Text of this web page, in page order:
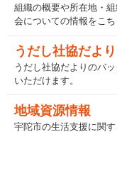
組織の概要や所在地・
会についての情報をこち
うだし社協だより
うだし社協だよりのバ
いただけます。
地域資源情報
宇陀市の生活支援に関す